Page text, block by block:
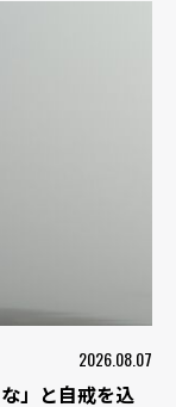
2026.08.07
」と自戒を込